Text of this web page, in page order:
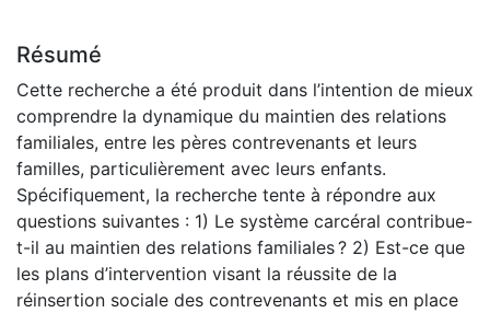
Résumé
Cette recherche a été produit dans l’intention de mieux
comprendre la dynamique du maintien des relations
familiales, entre les pères contrevenants et leurs
familles, particulièrement avec leurs enfants.
Spécifiquement, la recherche tente à répondre aux
questions suivantes : 1) Le système carcéral contribue-
t-il au maintien des relations familiales ? 2) Est-ce que
les plans d’intervention visant la réussite de la
réinsertion sociale des contrevenants et mis en place